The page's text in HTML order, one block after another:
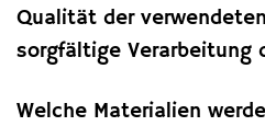
Qualität der
sorgfältige Verarbeitung
Welche Materialien